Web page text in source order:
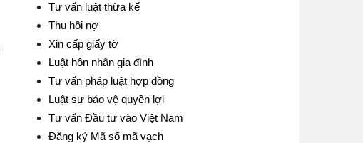
Tư vấn luật thừa kế
Thu hồi nợ
Xin cấp giấy tờ
Luật hôn nhân gia đình
Tư vấn pháp luật hợp đồng
Luật sư bảo vệ quyền lợi
Tư vấn Đầu tư vào Việt Nam
Đăng ký Mã số mã vạch